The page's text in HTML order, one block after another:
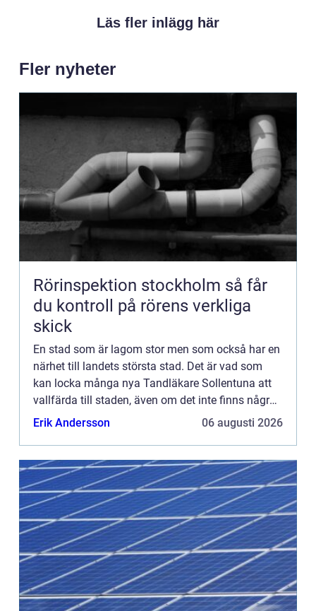
Läs fler inlägg här
Fler nyheter
Rörinspektion stockholm så får
du kontroll på rörens verkliga
skick
En stad som är lagom stor men som också har en
närhet till landets största stad. Det är vad som
kan locka många nya Tandläkare Sollentuna att
vallfärda till staden, även om det inte finns några
som helst band i förväg. Men så är livet för en
Erik Andersson 06 augusti 2026